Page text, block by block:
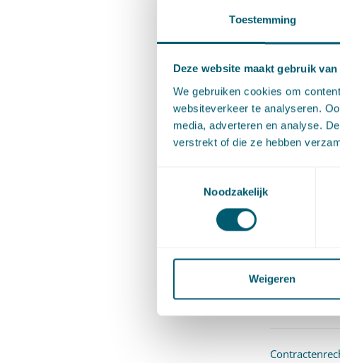
Toestemming
Deze website maakt gebruik
We gebruiken cookies om
websiteverkeer te analyseren.
media, adverteren en analyse.
verstrekt of die ze hebben
Noodzakelijk
Weigeren
en
Bestuursrecht